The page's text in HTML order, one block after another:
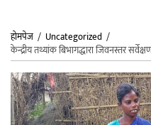
होमपेज / Uncategorized /
केन्द्रीय तथ्यांक बिभागद्धारा जिवनस्तर